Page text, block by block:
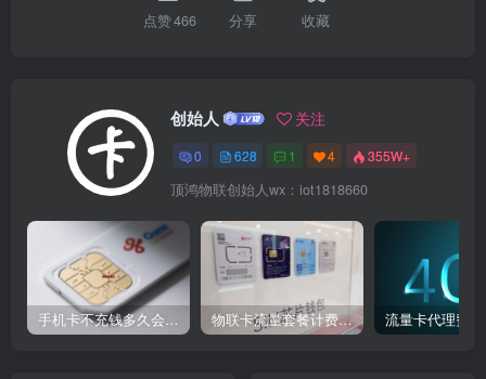
点赞466 分享 收藏
创始人 关注
0 628 1 4 355W+
顶鸿物联创始人wx：iot1818660
手机卡不充钱多久会被自动销户？ 物联卡流量套餐计费方式 流量卡代理费用